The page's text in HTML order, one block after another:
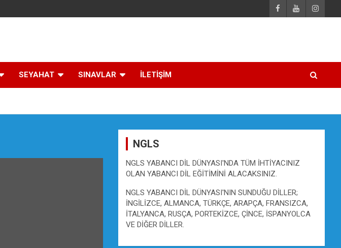
SEYAHAT SINAVLAR İLETİŞİM
NGLS
NGLS YABANCI DİL DÜNYASI'NDA TÜM İHTİYACINIZ
OLAN YABANCI DİL EĞİTİMİNİ ALACAKSINIZ.
NGLS YABANCI DİL DÜNYASI'NIN SUNDUĞU DİLLER;
İNGİLİZCE, ALMANCA, TÜRKÇE, ARAPÇA, FRANSIZCA,
İTALYANCA, RUSÇA, PORTEKİZCE, ÇİNCE, İSPANYOLCA
VE DİĞER DİLLER.